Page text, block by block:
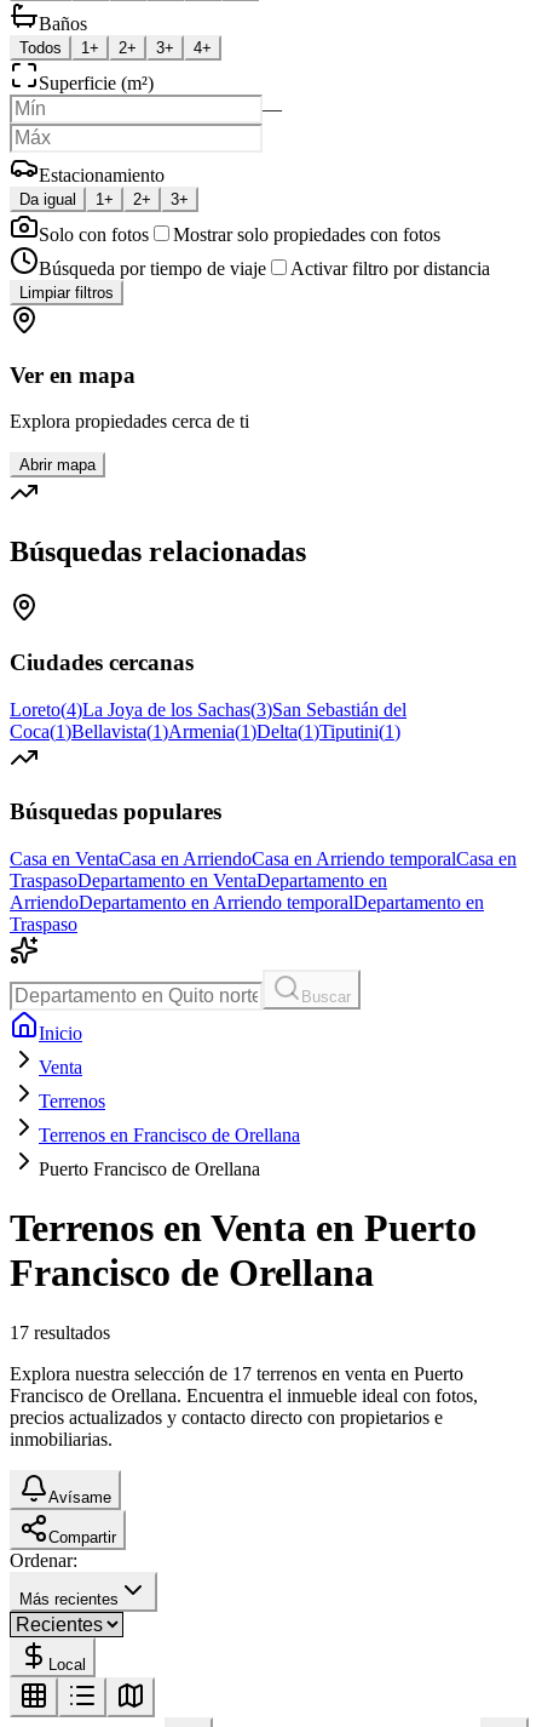
Baños
Todos 1+ 2+ 3+ 4+
Superficie (m²)
—
Estacionamiento
Da igual 1+ 2+ 3+
Solo con fotos
Mostrar solo propiedades con fotos
Búsqueda por tiempo de viaje
Activar filtro por distancia
Limpiar filtros
Ver en mapa
Explora propiedades cerca de ti
Abrir mapa
Búsquedas relacionadas
Ciudades cercanas
Loreto(4)La Joya de los Sachas(3)San Sebastián del
Coca(1)Bellavista(1)Armenia(1)Delta(1)Tiputini(1)
Búsquedas populares
Casa en VentaCasa en ArriendoCasa en Arriendo temporalCasa en
TraspasoDepartamento en VentaDepartamento en
ArriendoDepartamento en Arriendo temporalDepartamento en
Traspaso
Buscar
Inicio
Venta
Terrenos
Terrenos en Francisco de Orellana
Puerto Francisco de Orellana
Terrenos en Venta en Puerto
Francisco de Orellana
17 resultados
Explora nuestra selección de 17 terrenos en venta en Puerto
Francisco de Orellana. Encuentra el inmueble ideal con fotos,
precios actualizados y contacto directo con propietarios e
inmobiliarias.
Avísame
Compartir
Ordenar:
Más recientes
Local